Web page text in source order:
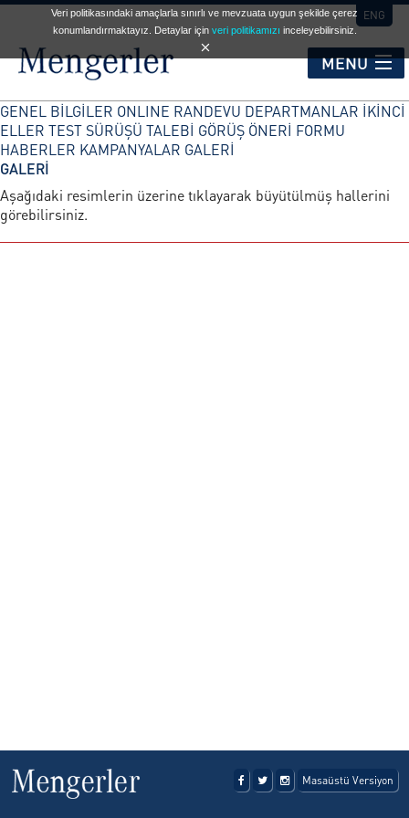
ENG
MENU
KURUMSAL
OTOMOBİL
İLETİŞİM FORMU
GENEL BİLGİLER ONLINE RANDEVU DEPARTMANLAR İKİNCİ
ELLER TEST SÜRÜŞÜ TALEBİ GÖRÜŞ ÖNERİ FORMU
HABERLER KAMPANYALAR GALERİ
GALERİ
Aşağıdaki resimlerin üzerine tıklayarak büyütülmüş hallerini
görebilirsiniz.
Masaüstü Versiyon
Veri politikasındaki amaçlarla sınırlı ve mevzuata uygun şekilde çerez
konumlandırmaktayız. Detaylar için veri politikamızı inceleyebilirsiniz.